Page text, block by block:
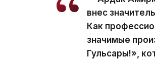
внес
Как
значимые
Гульсары!»,